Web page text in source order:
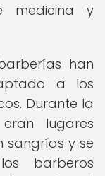
medicina y
han
a los
Durante la
lugares
sangrías y se
barberos